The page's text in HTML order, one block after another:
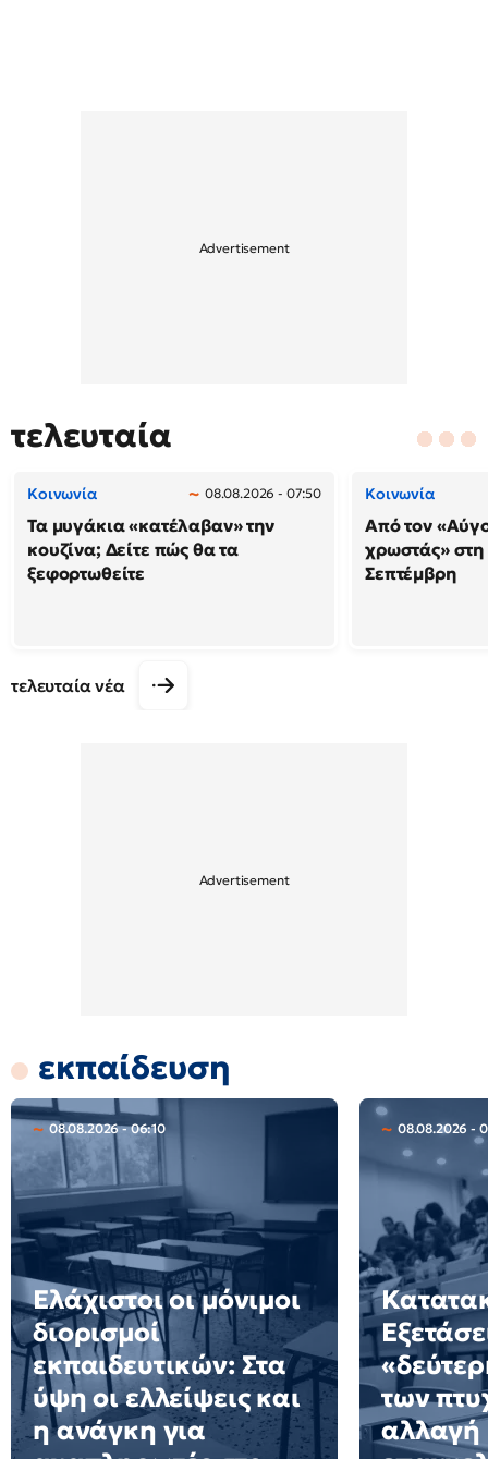
τελευταία
Κοινωνία 08.08.2026 - 07:50
Τα μυγάκια «κατέλαβαν» την
κουζίνα; Δείτε πώς θα τα
ξεφορτωθείτε
Κοινωνία
Από τον
χρωστάς»
Σεπτέμβρη
τελευταία νέα
εκπαίδευση
08.08.2026 - 06:10
Ελάχιστοι οι μόνιμοι
διορισμοί
εκπαιδευτικών: Στα
ύψη οι ελλείψεις και
η ανάγκη για
08.08.2026 -
των
αλλαγή